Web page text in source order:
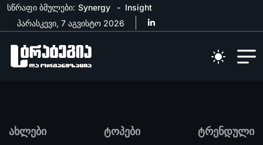
სწრაფი ბმულები: Synergy
Insight
პარასკევი, 7 აგვისტო 2026
ახლები ტოპები ტრენდული